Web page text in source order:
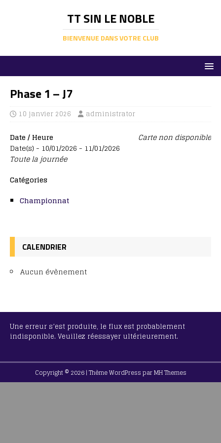
TT SIN LE NOBLE
BIENVENUE DANS VOTRE CLUB
Phase 1 – J7
10 janvier 2026 administrator
Carte non disponible
Date / Heure
Date(s) - 10/01/2026 - 11/01/2026
Toute la journée
Catégories
Championnat
CALENDRIER
Aucun évènement
Une erreur s’est produite, le flux est probablement
indisponible. Veuillez réessayer ultérieurement.
Copyright © 2026 | Thème WordPress parMH Themes